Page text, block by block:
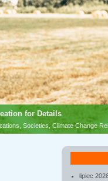
for Details
Societies, Climate Change
lipiec